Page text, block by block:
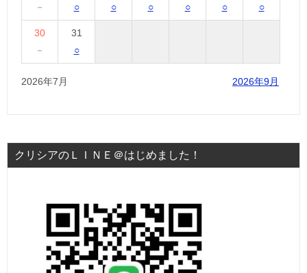
－
○
○
○
○
○
○
30
－
31
○
2026年7月 2026年9月
クリシアのＬＩＮＥ＠はじめました！